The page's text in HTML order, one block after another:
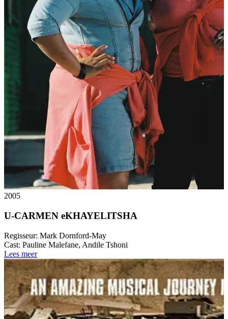
2005
U-CARMEN eKHAYELITSHA
Regisseur: Mark Dornford-May
Cast: Pauline Malefane, Andile Tshoni
Lees meer